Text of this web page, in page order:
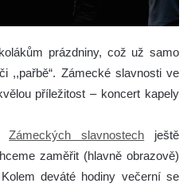
prázdniny, což už samo
,,pařbě“. Zámecké slavnosti ve
příležitost – koncert kapely
Zámeckých slavnostech ještě
zaměřit (hlavně obrazově)
deváté hodiny večerní se